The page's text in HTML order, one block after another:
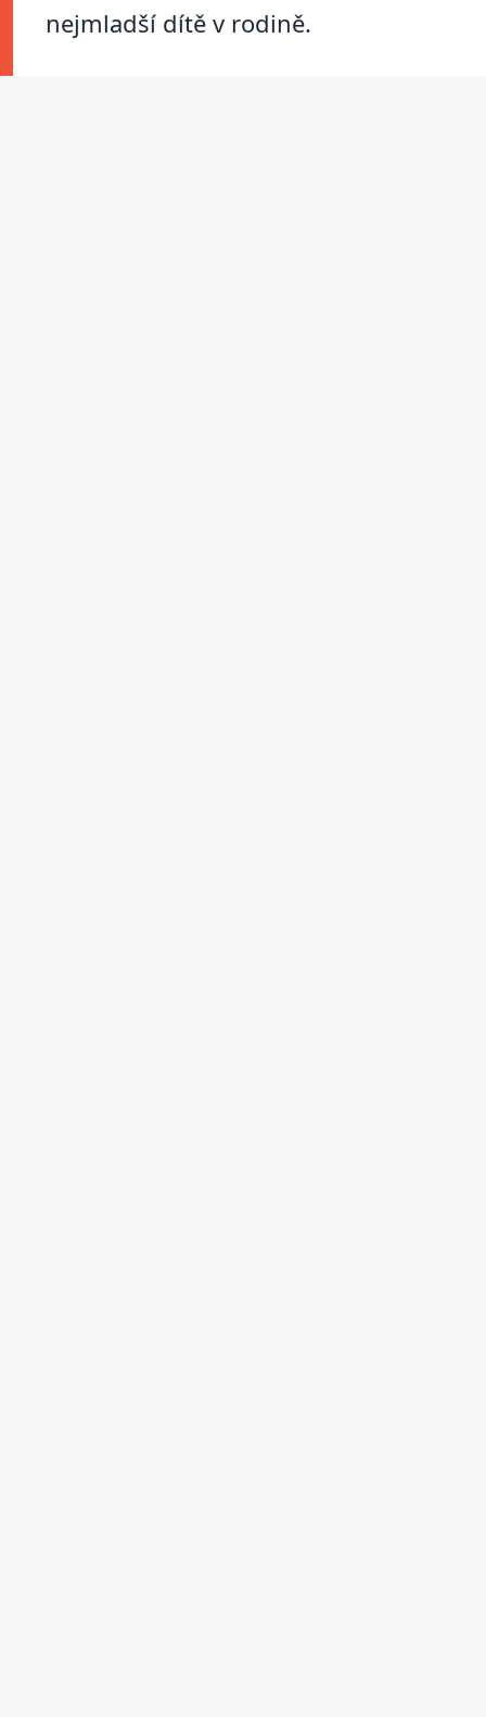
nejmladší dítě v rodině.